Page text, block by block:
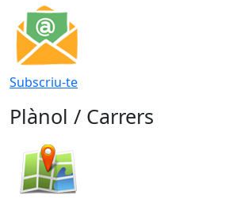
Subscriu-te
Plànol / Carrers